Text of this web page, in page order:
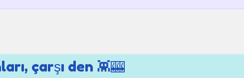
çarşı den 👾🎰